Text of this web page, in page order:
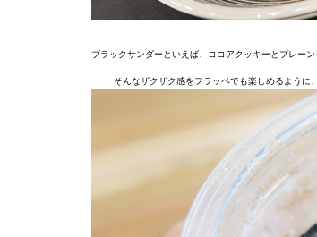
ブラックサンダーといえば、ココアクッキーとプレー
そんなザクザク感をフラッペでも楽しめるように